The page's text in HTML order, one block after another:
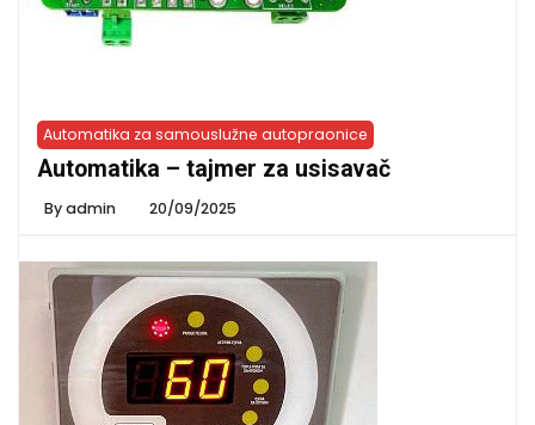
Automatika za samouslužne autopraonice
Automatika – tajmer za usisavač
Byadmin 20/09/2025